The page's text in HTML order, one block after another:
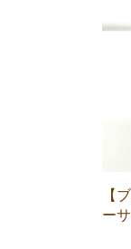
【
ー